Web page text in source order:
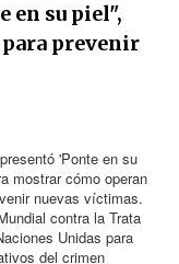
en su piel",
prevenir
'Ponte en su
mostrar cómo operan
nuevas víctimas.
contra la Trata
Unidas para
del crimen